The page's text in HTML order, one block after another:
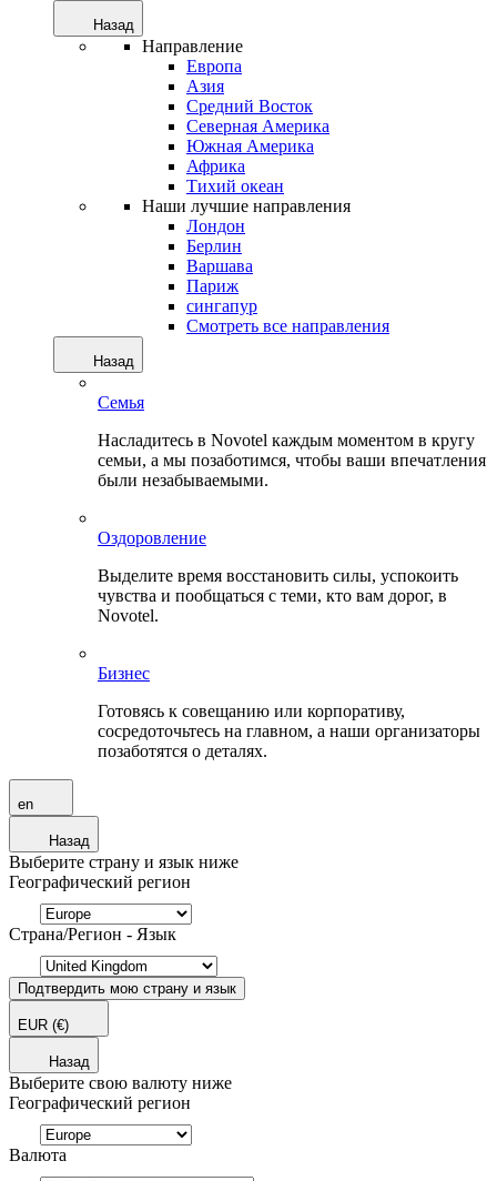
Назад
Направление
Европа
Азия
Средний Восток
Северная Америка
Южная Америка
Африка
Тихий океан
Наши лучшие направления
Лондон
Берлин
Варшава
Париж
сингапур
Смотреть все направления
Назад
Семья
Насладитесь в Novotel каждым моментом в кругу
семьи, а мы позаботимся, чтобы ваши впечатления
были незабываемыми.
Оздоровление
Выделите время восстановить силы, успокоить
чувства и пообщаться с теми, кто вам дорог, в
Novotel.
Бизнес
Готовясь к совещанию или корпоративу,
сосредоточьтесь на главном, а наши организаторы
позаботятся о деталях.
en
Назад
Выберите страну и язык ниже
Географический регион
Страна/Регион - Язык
Подтвердить мою страну и язык
EUR (€)
Назад
Выберите свою валюту ниже
Географический регион
Валюта